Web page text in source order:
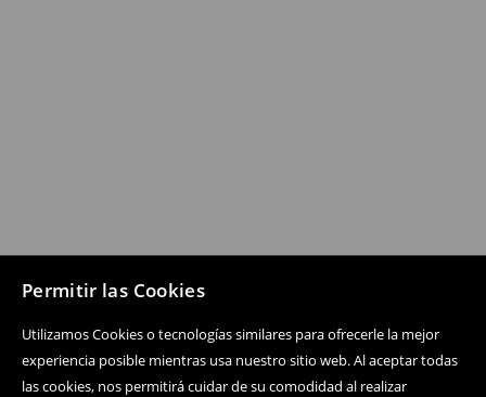
Permitir las Cookies
Utilizamos Cookies o tecnologías similares para ofrecerle la mejor
experiencia posible mientras usa nuestro sitio web. Al aceptar todas
las cookies, nos permitirá cuidar de su comodidad al realizar